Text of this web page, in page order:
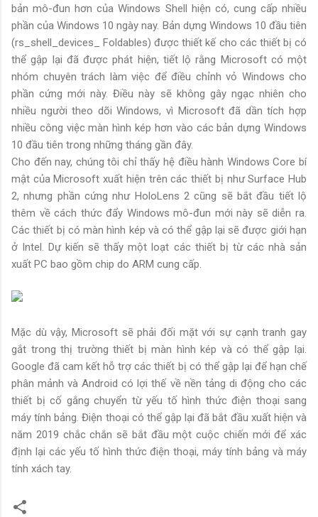
bản mô-đun hơn của Windows Shell hiện có, cung cấp nhiều
phần của Windows 10 ngày nay. Bản dựng Windows 10 đầu tiên
(rs_shell_devices_ Foldables) được thiết kế cho các thiết bị có
thể gập lại đã được phát hiện, tiết lộ rằng Microsoft có một
nhóm chuyên trách làm việc để điều chỉnh vỏ Windows cho
phần cứng mới này. Điều này sẽ không gây ngạc nhiên cho
nhiều người theo dõi Windows, vì Microsoft đã dần tích hợp
nhiều công việc màn hình kép hơn vào các bản dựng Windows
10 đầu tiên trong những tháng gần đây.
Cho đến nay, chúng tôi chỉ thấy hệ điều hành Windows Core bí
mật của Microsoft xuất hiện trên các thiết bị như Surface Hub
2, nhưng phần cứng như HoloLens 2 cũng sẽ bắt đầu tiết lộ
thêm về cách thức đẩy Windows mô-đun mới này sẽ diễn ra.
Các thiết bị có màn hình kép và có thể gập lại sẽ được giới hạn
ở Intel. Dự kiến ​​sẽ thấy một loạt các thiết bị từ các nhà sản
xuất PC bao gồm chip do ARM cung cấp.
Mặc dù vậy, Microsoft sẽ phải đối mặt với sự cạnh tranh gay
gắt trong thị trường thiết bị màn hình kép và có thể gập lại.
Google đã cam kết hỗ trợ các thiết bị có thể gập lại để hạn chế
phân mảnh và Android có lợi thế về nền tảng di động cho các
thiết bị cố gắng chuyển từ yếu tố hình thức điện thoại sang
máy tính bảng. Điện thoại có thể gập lại đã bắt đầu xuất hiện và
năm 2019 chắc chắn sẽ bắt đầu một cuộc chiến mới để xác
định lại các yếu tố hình thức điện thoại, máy tính bảng và máy
tính xách tay.